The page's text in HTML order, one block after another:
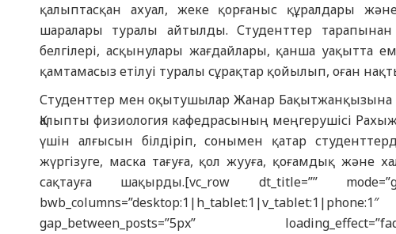
қалыптасқан ахуал, жеке қорғаныс құралдары
шаралары туралы айтылды. Студенттер
белгілері, асқынулары жағдайлары, қанша уақытта
қамтамасыз етілуі туралы сұрақтар қойылып, оған
Студенттер мен оқытушылар Жанар Бақытжанқызына
Қалыпты физиология кафедрасының меңгерушісі
үшін алғысын білдіріп, сонымен қатар
жүргізуге, маска тағуға, қол жууға, қоғамдық
сақтауға шақырды.[vc_row dt_title=””
gap_between_posts=”5px”